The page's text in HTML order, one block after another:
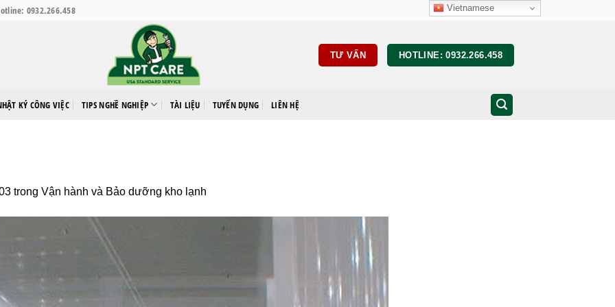
0932.266.458
TƯ VẤN HOTLINE: 0932.266.458
KÝ CÔNG VIỆC TIPS NGHỀ NGHIỆP TÀI LIỆU TUYỂN DỤNG LIÊN HỆ
trong Vận hành và Bảo dưỡng kho lạnh
Vietnamese